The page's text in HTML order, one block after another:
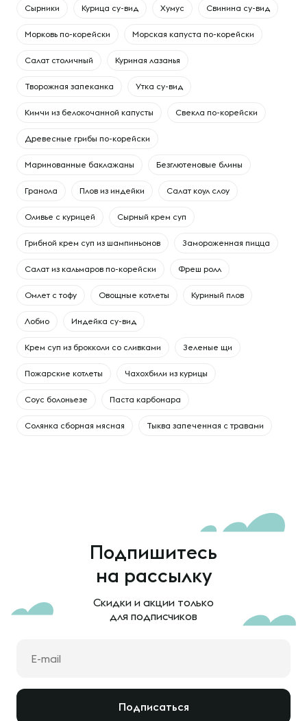
Сырники Курица су-вид Хумус Свинина су-вид
Морковь по-корейски Морская капуста по-корейски
Салат столичный Куриная лазанья
Творожная запеканка Утка су-вид
Кимчи из белокочанной капусты Свекла по-корейски
Древесные грибы по-корейски
Маринованные баклажаны Безглютеновые блины
Гранола Плов из индейки Салат коул слоу
Оливье с курицей Сырный крем суп
Грибной крем суп из шампиньонов Замороженная пицца
Салат из кальмаров по-корейски Фреш ролл
Омлет с тофу Овощные котлеты Куриный плов
Лобио Индейка су-вид
Крем суп из брокколи со сливками Зеленые щи
Пожарские котлеты Чахохбили из курицы
Соус болоньезе Паста карбонара
Солянка сборная мясная Тыква запеченная с травами
Подпишитесь
на рассылку
Скидки и акции только
для подписчиков
Подписаться